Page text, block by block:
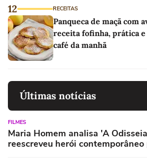
12 RECEITAS
Panqueca de maçã com
receita fofinha, prática
café da manhã
Últimas notícias
FILMES
Maria Homem analisa 'A
reescreveu herói